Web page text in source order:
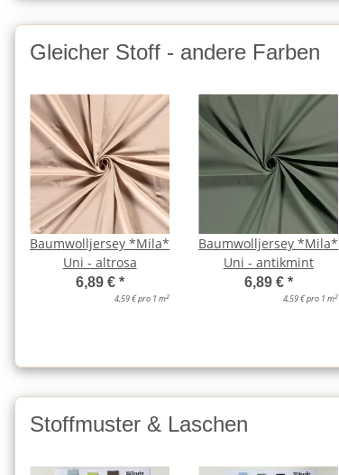
Gleicher Stoff - andere Farben
Baumwolljersey *Mila*
Uni - altrosa
6,89 € *
4,59 € pro 1 m2
Baumwolljersey *Mila*
Uni - antikmint
6,89 € *
4,59 € pro 1 m2
Stoffmuster & Laschen